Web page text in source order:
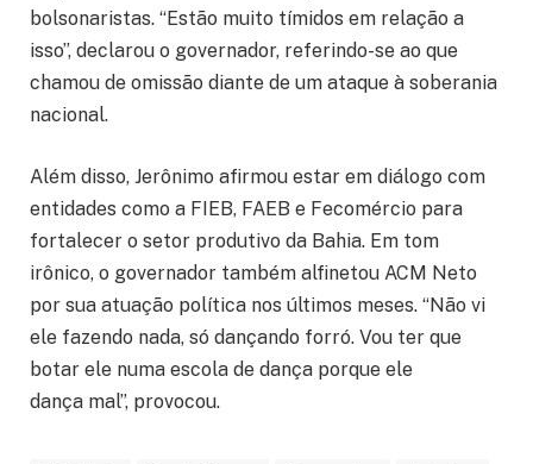
bolsonaristas. “Estão muito tímidos em relação a
isso”, declarou o governador, referindo-se ao que
chamou de omissão diante de um ataque à soberania
nacional.
Além disso, Jerônimo afirmou estar em diálogo com
entidades como a FIEB, FAEB e Fecomércio para
fortalecer o setor produtivo da Bahia. Em tom
irônico, o governador também alfinetou ACM Neto
por sua atuação política nos últimos meses. “Não vi
ele fazendo nada, só dançando forró. Vou ter que
botar ele numa escola de dança porque ele
dança mal”, provocou.